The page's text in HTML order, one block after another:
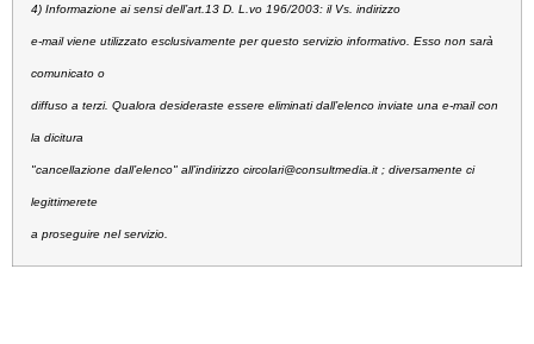
4) Informazione ai sensi dell’art.13 D. L.vo 196/2003: il Vs. indirizzo
e-mail viene utilizzato esclusivamente per questo servizio informativo. Esso non sarà
comunicato o
diffuso a terzi. Qualora desideraste essere eliminati dall’elenco inviate una e-mail con
la dicitura
"cancellazione dall’elenco" all’indirizzo circolari@consultmedia.it ; diversamente ci
legittimerete
a proseguire nel servizio.